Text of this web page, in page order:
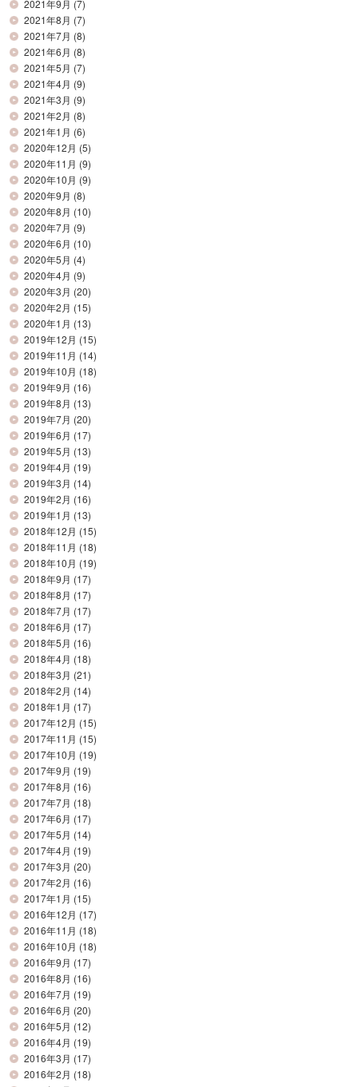
2021年9月 (7)
2021年8月 (7)
2021年7月 (8)
2021年6月 (8)
2021年5月 (7)
2021年4月 (9)
2021年3月 (9)
2021年2月 (8)
2021年1月 (6)
2020年12月 (5)
2020年11月 (9)
2020年10月 (9)
2020年9月 (8)
2020年8月 (10)
2020年7月 (9)
2020年6月 (10)
2020年5月 (4)
2020年4月 (9)
2020年3月 (20)
2020年2月 (15)
2020年1月 (13)
2019年12月 (15)
2019年11月 (14)
2019年10月 (18)
2019年9月 (16)
2019年8月 (13)
2019年7月 (20)
2019年6月 (17)
2019年5月 (13)
2019年4月 (19)
2019年3月 (14)
2019年2月 (16)
2019年1月 (13)
2018年12月 (15)
2018年11月 (18)
2018年10月 (19)
2018年9月 (17)
2018年8月 (17)
2018年7月 (17)
2018年6月 (17)
2018年5月 (16)
2018年4月 (18)
2018年3月 (21)
2018年2月 (14)
2018年1月 (17)
2017年12月 (15)
2017年11月 (15)
2017年10月 (19)
2017年9月 (19)
2017年8月 (16)
2017年7月 (18)
2017年6月 (17)
2017年5月 (14)
2017年4月 (19)
2017年3月 (20)
2017年2月 (16)
2017年1月 (15)
2016年12月 (17)
2016年11月 (18)
2016年10月 (18)
2016年9月 (17)
2016年8月 (16)
2016年7月 (19)
2016年6月 (20)
2016年5月 (12)
2016年4月 (19)
2016年3月 (17)
2016年2月 (18)